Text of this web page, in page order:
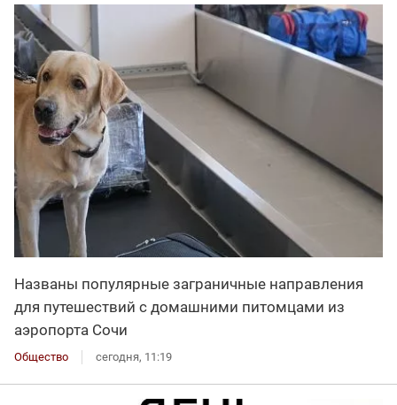
Названы популярные заграничные направления
для путешествий с домашними питомцами из
аэропорта Сочи
Общество сегодня, 11:19